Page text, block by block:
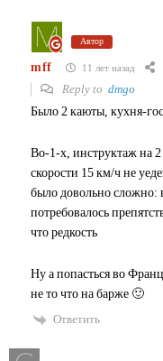
Автор
mff 11 лет назад
Reply to dmgo
Было 2 каюты, кухня-
Во-1-х, инструктаж на 2
скорости 15 км/ч не
было довольно сложно:
потребовалось
что редкость
Ну а попасться во
не то что на барже 🙂
Ответить